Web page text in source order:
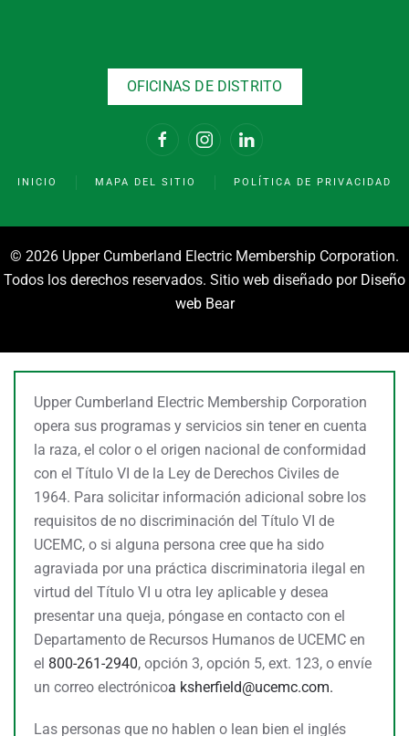
OFICINAS DE DISTRITO
INICIO MAPA DEL SITIO POLÍTICA DE PRIVACIDAD
© 2026 Upper Cumberland Electric Membership Corporation.
Todos los derechos reservados. Sitio web diseñado por Diseño
web Bear
Upper Cumberland Electric Membership Corporation
opera sus programas y servicios sin tener en cuenta
la raza, el color o el origen nacional de conformidad
con el Título VI de la Ley de Derechos Civiles de
1964. Para solicitar información adicional sobre los
requisitos de no discriminación del Título VI de
UCEMC, o si alguna persona cree que ha sido
agraviada por una práctica discriminatoria ilegal en
virtud del Título VI u otra ley aplicable y desea
presentar una queja, póngase en contacto con el
Departamento de Recursos Humanos de UCEMC en
el 800-261-2940, opción 3, opción 5, ext. 123, o envíe
un correo electrónicoa ksherfield@ucemc.com.
Las personas que no hablen o lean bien el inglés